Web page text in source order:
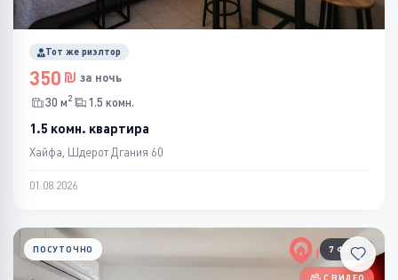
Тот же риэлтор
350
за ночь
30 м2 1.5 комн.
1.5 комн. квартира
Хайфа, Шдерот Дгания 60
01.08.2026
7 ФОТО
С ВИДЕО
ПОСУТОЧНО